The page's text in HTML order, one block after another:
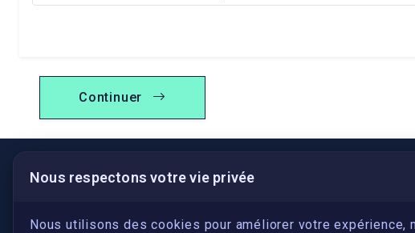
Continuer
Nous respectons votre vie privée
Nous utilisons des cookies pour améliorer votre expérience,
LIENS UTILES
S'inscrire